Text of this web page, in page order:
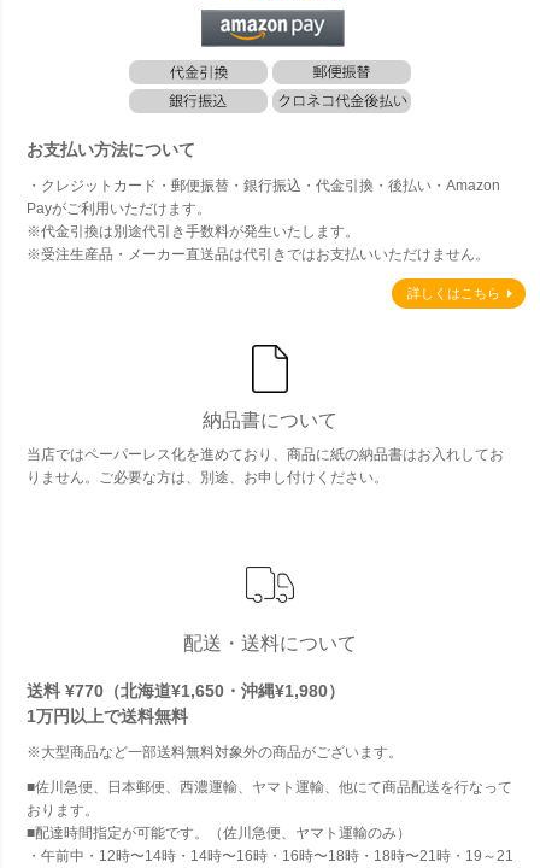
お支払い方法について
・クレジットカード・郵便振替・銀行振込・代金引換・後払い・Amazon
Payがご利用いただけます。
※代金引換は別途代引き手数料が発生いたします。
※受注生産品・メーカー直送品は代引きではお支払いいただけません。
詳しくはこちら
納品書について
当店ではペーパーレス化を進めており、商品に紙の納品書はお入れしてお
りません。ご必要な方は、別途、お申し付けください。
配送・送料について
送料 ¥770（北海道¥1,650・沖縄¥1,980）
1万円以上で送料無料
※大型商品など一部送料無料対象外の商品がございます。
■佐川急便、日本郵便、西濃運輸、ヤマト運輸、他にて商品配送を行なって
おります。
■配達時間指定が可能です。（佐川急便、ヤマト運輸のみ）
・午前中・12時〜14時・14時〜16時・16時〜18時・18時〜21時・19～21